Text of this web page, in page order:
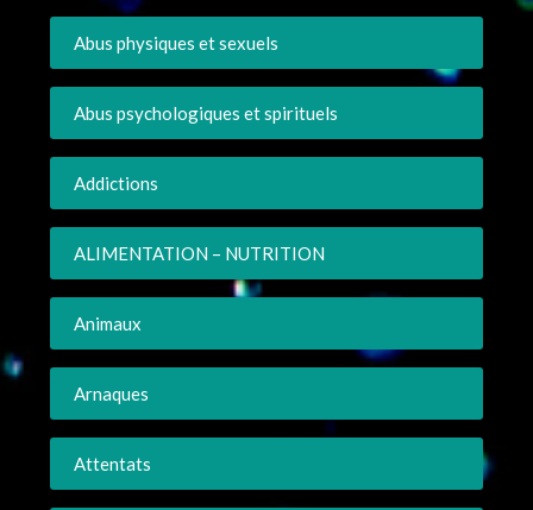
Abus physiques et sexuels
Abus psychologiques et spirituels
Addictions
ALIMENTATION – NUTRITION
Animaux
Arnaques
Attentats